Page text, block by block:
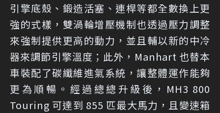
引擎底殼、鍛造活塞、連桿等都全數換上更
強的式樣，雙渦輪增壓機制也透過壓力調整
來強制提供更高的動力，並且輔以新的中冷
器來調節引擎溫度；此外，Manhart 也替本
車裝配了碳纖維進氣系統，讓整體運作能夠
更為順暢。經過總總升級後，MH3 800
Touring 可達到 855 匹最大馬力，且變速箱